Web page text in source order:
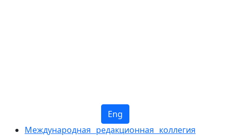
Eng
Международная редакционная коллегия